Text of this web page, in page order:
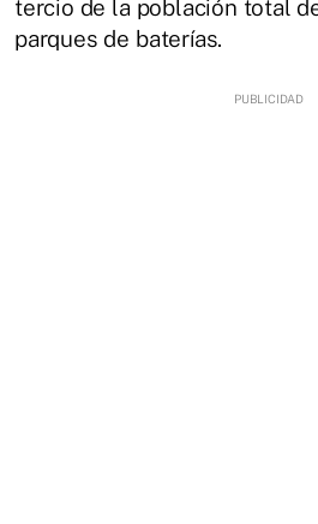
tercio de la población total
parques de baterías.